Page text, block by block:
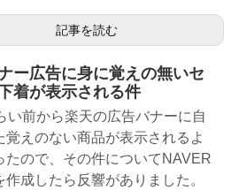
記事を読む
ー広告に身に覚えの無いセ
着が表示される件
い前から楽天の広告バナーに自
覚えのない商品が表示されるよ
たので、その件についてNAVER
作成したら反響がありました。